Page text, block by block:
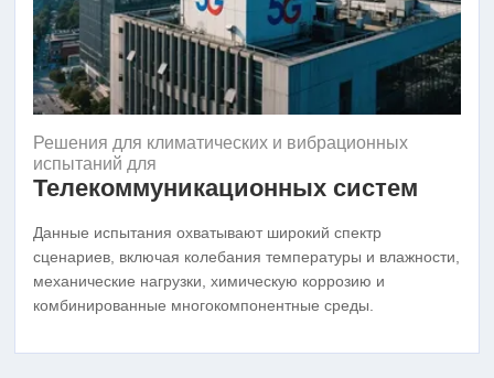
Решения для климатических и вибрационных
испытаний для
Телекоммуникационных систем
Данные испытания охватывают широкий спектр
сценариев, включая колебания температуры и влажности,
механические нагрузки, химическую коррозию и
комбинированные многокомпонентные среды.